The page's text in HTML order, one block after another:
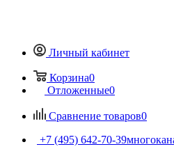
Личный кабинет
Корзина0
Отложенные0
Сравнение товаров0
+7 (495) 642-70-39